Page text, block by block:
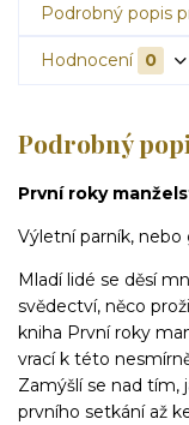
Podrobný popis
Hodnocení 0
Podrobný
První roky
Výletní parník, nebo
Mladí lidé se děsí
svědectví, něco
kniha První roky
vrací k této
Zamýšlí se nad tím,
prvního setkání až